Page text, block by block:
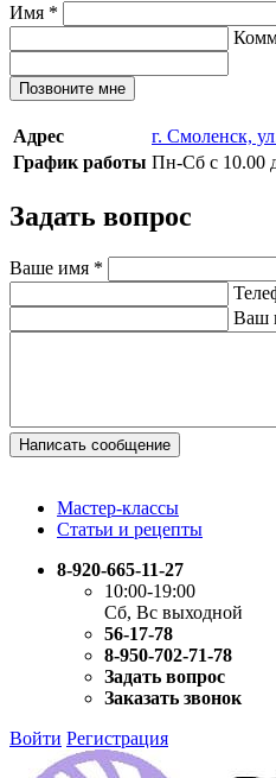
Имя *
Позвоните мне
Адрес
г. Смоленск,
График работы Пн-Сб с 10.00
Задать вопрос
Ваше имя *
Ваш
Написать сообщение
Мастер-классы
Статьи и рецепты
8-920-665-11-27
10:00-19:00
Сб, Вс выходной
56-17-78
8-950-702-71-78
Задать вопрос
Заказать звонок
Войти Регистрация